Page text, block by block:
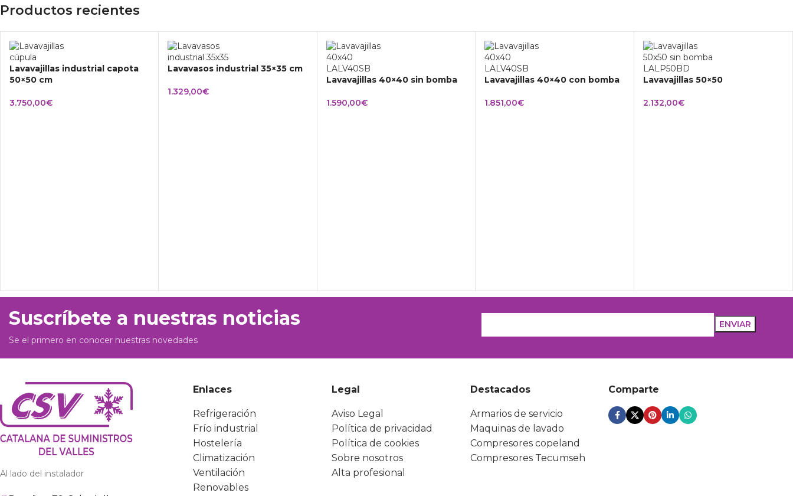
Productos recientes
Lavavajillas industrial capota
50×50 cm
3.750,00€
Lavavasos industrial 35×35 cm
1.329,00€
Lavavajillas 40×40 sin bomba
1.590,00€
Lavavajillas 40×40 con bomba
1.851,00€
Lavavajillas 50×50
2.132,00€
Suscríbete a nuestras noticias
Se el primero en conocer nuestras novedades
Al lado del instalador
Enlaces
Refrigeración
Frío industrial
Hostelería
Climatización
Ventilación
Renovables
Legal
Aviso Legal
Política de privacidad
Política de cookies
Sobre nosotros
Alta profesional
Destacados
Armarios de servicio
Maquinas de lavado
Compresores copeland
Compresores Tecumseh
Comparte